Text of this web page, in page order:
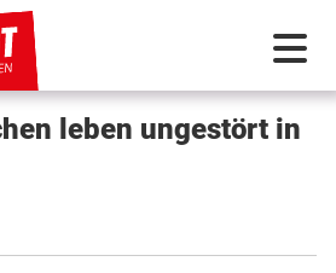
leben ungestört in